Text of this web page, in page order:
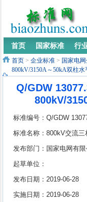
首页 国家标准 行
首页 > 企业标准 > 国家电
800kV/3150A～50kA双柱
Q/GDW
800kV/
标准编号：Q/GDW
标准名称：800kV交流
准 第3部分：800kV/
伸缩式隔离开关专用技术
发布部门：国家电网有限
起草单位：
发布日期：2019-06-28
实施日期：2019-06-28